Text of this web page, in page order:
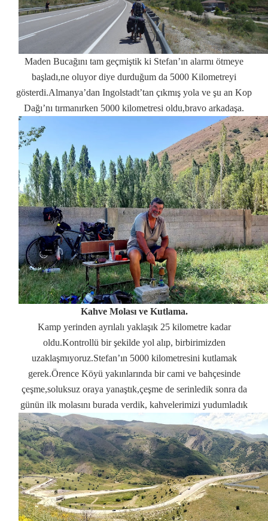
Maden Bucağını tam geçmiştik ki Stefan’ın alarmı ötmeye
başladı,ne oluyor diye durduğum da 5000 Kilometreyi
gösterdi.Almanya’dan Ingolstadt’tan çıkmış yola ve şu an Kop
Dağı’nı tırmanırken 5000 kilometresi oldu,bravo arkadaşa.
Kahve Molası ve Kutlama.
Kamp yerinden ayrılalı yaklaşık 25 kilometre kadar
oldu.Kontrollü bir şekilde yol alıp, birbirimizden
uzaklaşmıyoruz.Stefan’ın 5000 kilometresini kutlamak
gerek.Örence Köyü yakınlarında bir cami ve bahçesinde
çeşme,soluksuz oraya yanaştık,çeşme de serinledik sonra da
günün ilk molasını burada verdik, kahvelerimizi yudumladık